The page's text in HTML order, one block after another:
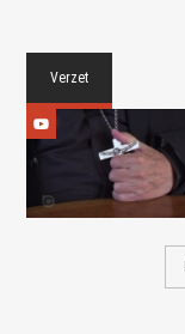
Verzet